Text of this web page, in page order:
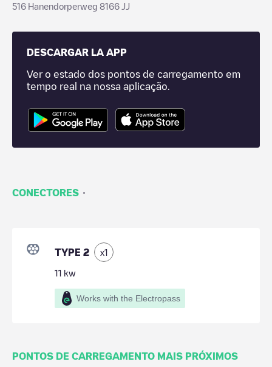
516 Hanendorperweg 8166 JJ
DESCARGAR LA APP
Ver o estado dos pontos de carregamento em
tempo real na nossa aplicação.
CONECTORES ·
TYPE 2 x1
11 kw
Works with the Electropass
PONTOS DE CARREGAMENTO MAIS PRÓXIMOS